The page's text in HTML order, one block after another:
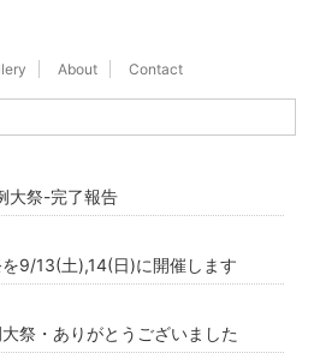
About Contact
大祭-完了報告
9/13(土),14(日)に開催します
祭・ありがとうございました